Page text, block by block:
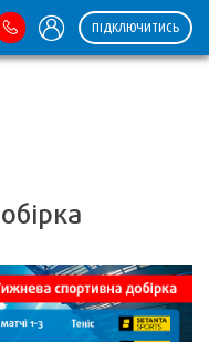
ПІДКЛЮЧИТИСЬ